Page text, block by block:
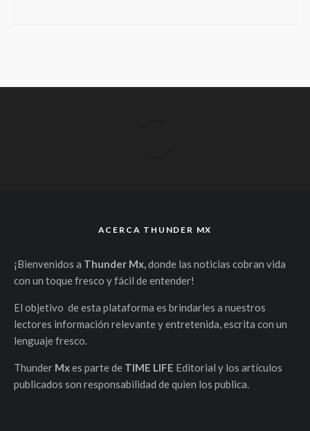
ACERCA THUNDER MX
¡Bienvenidos a Thunder Mx,donde las noticias cobran vida
con un toque fresco y fácil de entender!
El objetivo de esta plataforma es brindarles a nuestros
lectores información relevante y entretenida, escrita con un
lenguaje fresco.
Thunder Mxes parte de TIME LIFE Editorial y los artículos
publicados son responsabilidad de quien los publica.